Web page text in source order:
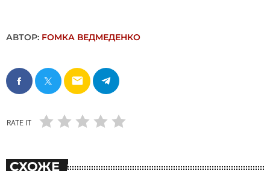
АВТОР: FОMКА ВЕДМЕДЕНКО
email
RATE IT
СХОЖЕ